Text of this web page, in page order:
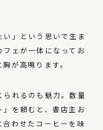
い」という思いで生ま
ェが一体になってお
が高鳴ります。
れるのも魅力。数量
を頼むと、書店主お
わせたコーヒーを味